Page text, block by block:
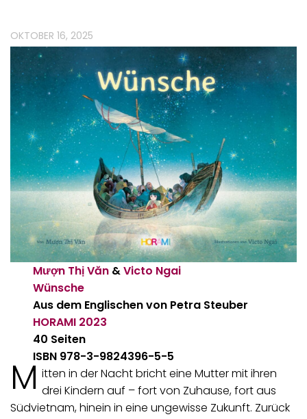
OKTOBER 16, 2025
Mượn Thị Văn &Victo Ngai
Wünsche
Aus dem Englischen von Petra Steuber
HORAMI 2023
40 Seiten
ISBN 978-3-9824396-5-5
M itten in der Nacht bricht eine Mutter mit ihren
drei Kindern auf – fort von Zuhause, fort aus
Südvietnam, hinein in eine ungewisse Zukunft. Zurück